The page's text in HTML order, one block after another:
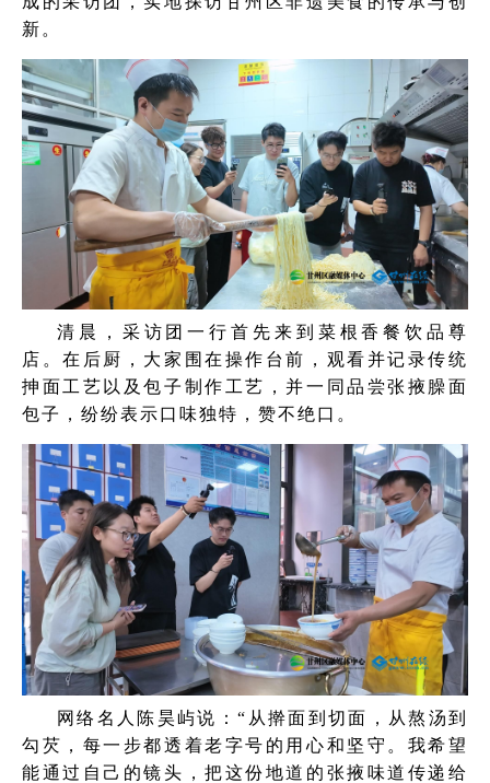
新。
清晨，采访团一行首先来到菜根香餐饮品尊
店。在后厨，大家围在操作台前，观看并记录传统
抻面工艺以及包子制作工艺，并一同品尝张掖臊面
包子，纷纷表示口味独特，赞不绝口。
网络名人陈昊屿说：“从擀面到切面，从熬汤到
勾芡，每一步都透着老字号的用心和坚守。我希望
能通过自己的镜头，把这份地道的张掖味道传递给